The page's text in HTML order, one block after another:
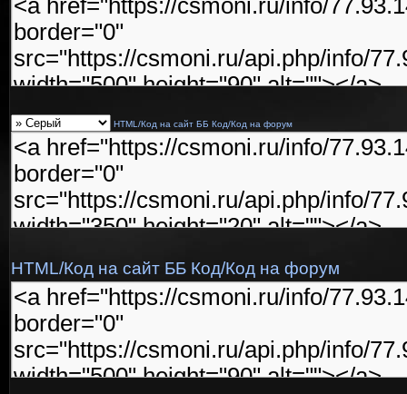
HTML/Код на сайт ББ Код/Код на форум
HTML/Код на сайт ББ Код/Код на форум